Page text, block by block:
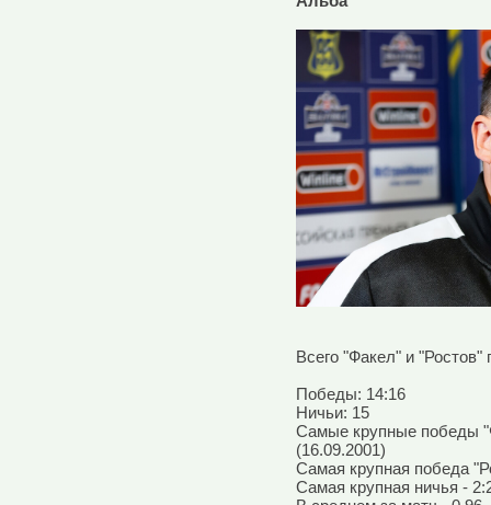
Всего "Факел" и
Победы: 14:16
Ничьи: 15
Самые крупные победы
(16.09.2001)
Самая крупная победа
Cамая крупная ничья -